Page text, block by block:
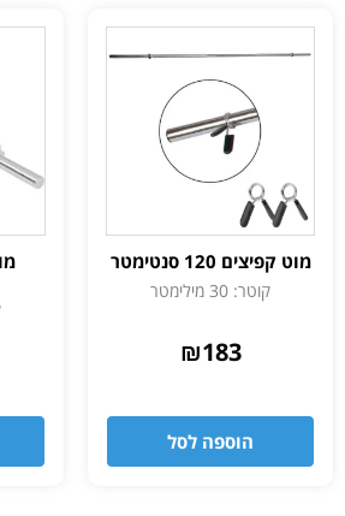
מוט קפיצים 120 סנטימטר
קוטר: 30 מילימטר
₪183
הוספה לסל